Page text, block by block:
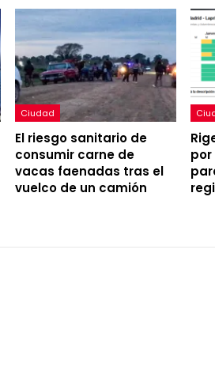
Ciudad
El riesgo sanitario de
consumir carne de
vacas faenadas tras el
vuelco de un camión